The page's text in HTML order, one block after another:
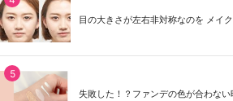
目の大きさが左右非対称なのを メイ
失敗した！？ファンデの色が合わない